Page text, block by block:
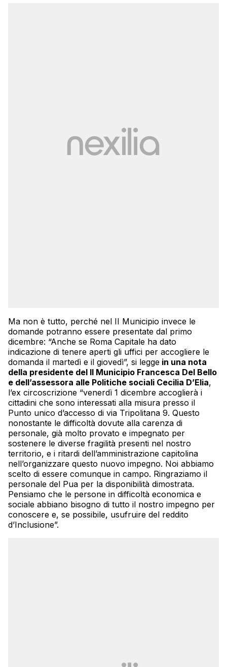
Ma non è tutto, perché nel II Municipio invece le
domande potranno essere presentate dal primo
dicembre: “Anche se Roma Capitale ha dato
indicazione di tenere aperti gli uffici per accogliere le
domanda il martedì e il giovedì”, si legge in una nota
della presidente del II Municipio Francesca Del Bello
e dell’assessora alle Politiche sociali Cecilia D’Elia,
l’ex circoscrizione “venerdì 1 dicembre accoglierà i
cittadini che sono interessati alla misura presso il
Punto unico d’accesso di via Tripolitana 9. Questo
nonostante le difficoltà dovute alla carenza di
personale, già molto provato e impegnato per
sostenere le diverse fragilità presenti nel nostro
territorio, e i ritardi dell’amministrazione capitolina
nell’organizzare questo nuovo impegno. Noi abbiamo
scelto di essere comunque in campo. Ringraziamo il
personale del Pua per la disponibilità dimostrata.
Pensiamo che le persone in difficoltà economica e
sociale abbiano bisogno di tutto il nostro impegno per
conoscere e, se possibile, usufruire del reddito
d’Inclusione”.